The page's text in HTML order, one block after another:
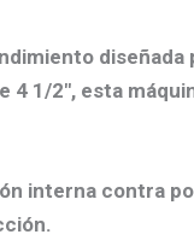
4 1/2″, esta
interna contra